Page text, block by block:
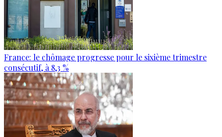
France: le chômage progresse pour le sixième trimestre
consécutif, à 8,3 %